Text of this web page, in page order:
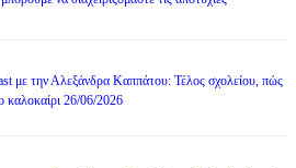
με την Αλεξάνδρα Καππάτου: Τέλος σχολείου, πώς
καλοκαίρι 26/06/2026